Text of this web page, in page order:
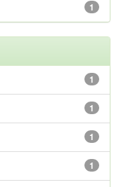
1
1
1
1
1